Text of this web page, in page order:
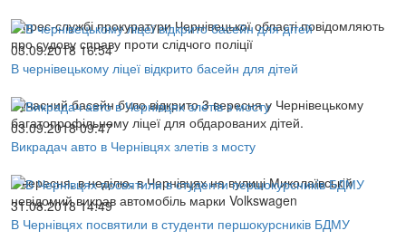
В прес-службі прокуратури Чернівецької області повідомляють
про судову справу проти слідчого поліції
03.09.2018 16:54
В чернівецькому ліцеї відкрито басейн для дітей
Сучасний басейн було відкрито 3 вересня у Чернівецькому
багатопрофільному ліцеї для обдарованих дітей.
03.09.2018 09:47
Викрадач авто в Чернівцях злетів з мосту
2 вересня, в неділю, в Чернівцях на вулиці Миколаївській
невідомий викрав автомобіль марки Volkswagen
31.08.2018 14:49
В Чернівцях посвятили в студенти першокурсників БДМУ